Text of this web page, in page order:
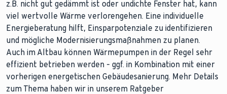
z.B. nicht gut gedämmt ist oder undichte Fenster hat, kann
viel wertvolle Wärme verlorengehen. Eine individuelle
Energieberatung hilft, Einsparpotenziale zu identifizieren
und mögliche Modernisierungsmaßnahmen zu planen.
Auch im Altbau können Wärmepumpen in der Regel sehr
effizient betrieben werden – ggf. in Kombination mit einer
vorherigen energetischen Gebäudesanierung. Mehr Details
zum Thema haben wir in unserem Ratgeber